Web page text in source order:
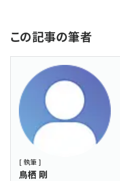
この記事の筆者
[ 執筆 ]
鳥栖 剛